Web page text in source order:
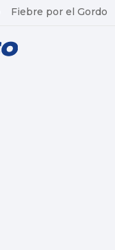
Fiebre por el Gordo